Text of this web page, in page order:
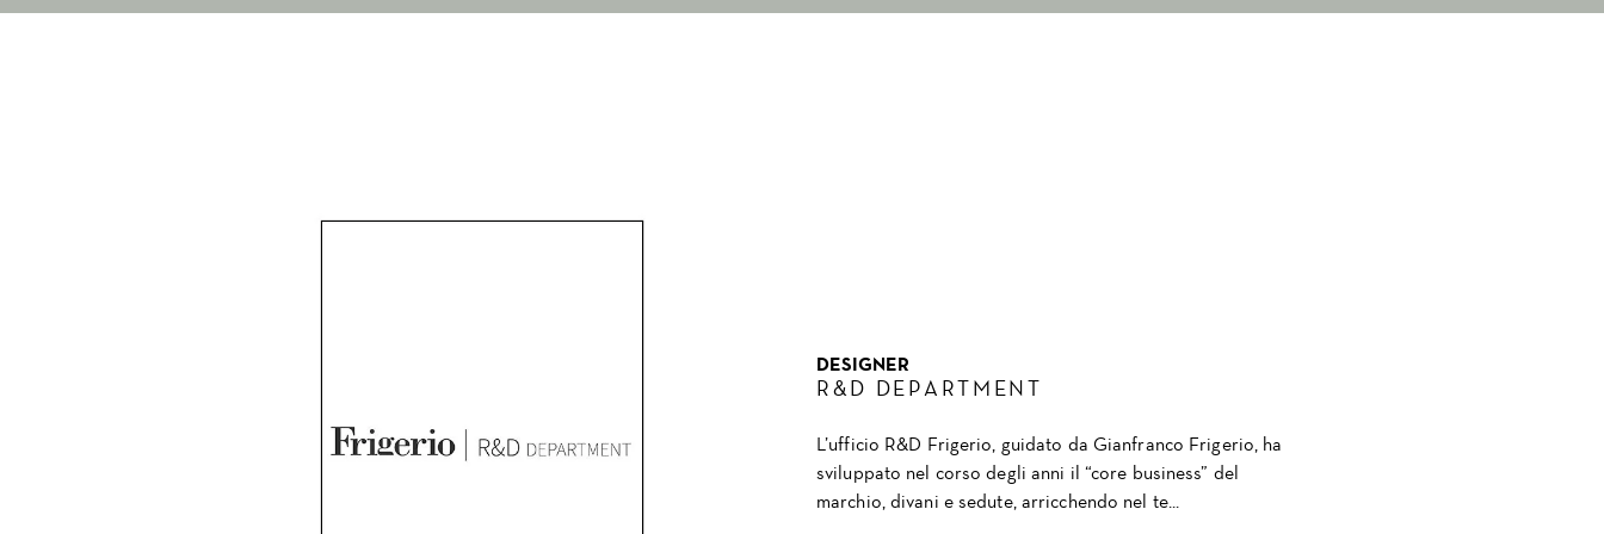
DESIGNER
R&D DEPARTMENT
L’ufficio R&D Frigerio, guidato da Gianfranco Frigerio, ha
sviluppato nel corso degli anni il “core business” del
marchio, divani e sedute, arricchendo nel te...